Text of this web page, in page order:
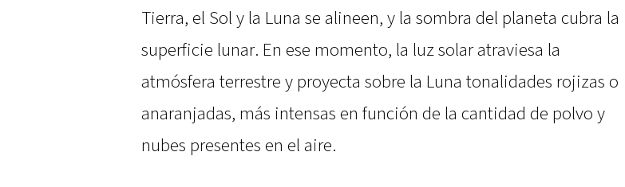
Tierra, el Sol y la Luna se alineen, y la sombra del planeta cubra la
superficie lunar. En ese momento, la luz solar atraviesa la
atmósfera terrestre y proyecta sobre la Luna tonalidades rojizas o
anaranjadas, más intensas en función de la cantidad de polvo y
nubes presentes en el aire.